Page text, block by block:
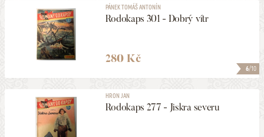
6/10
PÁNEK TOMÁŠ ANTONÍN
Rodokaps 301 - Dobrý vítr
280 Kč
HRON JAN
Rodokaps 277 - Jiskra severu